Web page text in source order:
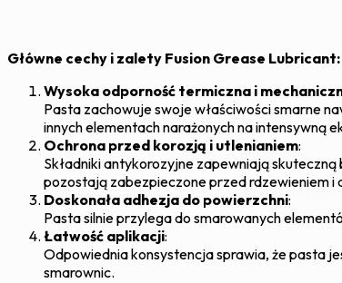
Główne cechy i zalety Fusion Grease Lubricant:
Wysoka odporność termiczna i
Pasta zachowuje swoje właściwości smarne
innych elementach narażonych na intensywną
Ochrona przed korozją i utlenianiem:
Składniki antykorozyjne zapewniają
pozostają zabezpieczone przed rdzewieniem i
Doskonała adhezja do powierzchni:
Pasta silnie przylega do smarowanych
Łatwość aplikacji:
Odpowiednia konsystencja sprawia, że pasta
smarownic.